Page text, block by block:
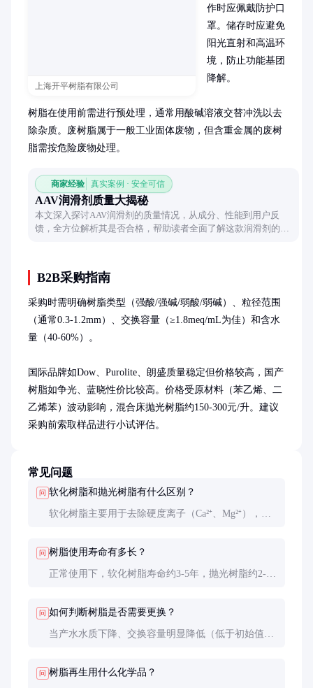
上海开平树脂有限公司
作时应佩戴防护口
罩。储存时应避免
阳光直射和高温环
境，防止功能基团
降解。
树脂在使用前需进行预处理，通常用酸碱溶液交替冲洗以去
除杂质。废树脂属于一般工业固体废物，但含重金属的废树
脂需按危险废物处理。
商家经验 真实案例 · 安全可信
AAV润滑剂质量大揭秘
本文深入探讨AAV润滑剂的质量情况，从成分、性能到用户反
馈，全方位解析其是否合格，帮助读者全面了解这款润滑剂的真
B2B采购指南
采购时需明确树脂类型（强酸/强碱/弱酸/弱碱）、粒径范围
（通常0.3-1.2mm）、交换容量（≥1.8meq/mL为佳）和含水
量（40-60%）。
国际品牌如Dow、Purolite、朗盛质量稳定但价格较高，国产
树脂如争光、蓝晓性价比较高。价格受原材料（苯乙烯、二
乙烯苯）波动影响，混合床抛光树脂约150-300元/升。建议
采购前索取样品进行小试评估。
常见问题
问 软化树脂和抛光树脂有什么区别？
软化树脂主要用于去除硬度离子（Ca²⁺、Mg²⁺），抛
问 树脂使用寿命有多长？
正常使用下，软化树脂寿命约3-5年，抛光树脂约2-3
问 如何判断树脂是否需要更换？
当产水水质下降、交换容量明显降低（低于初始值
问 树脂再生用什么化学品？